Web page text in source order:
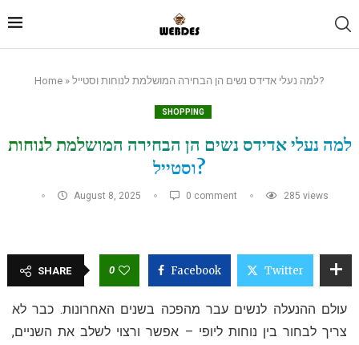
Home » למה נעלי אדידס נשים הן הבחירה המושלמת לנוחות וסטייל?
SHOPPING
למה נעלי אדידס נשים הן הבחירה המושלמת לנוחות
וסטייל?
August 8, 2025 0 comment 285 views
SHARE 0 Facebook Twitter
עולם ההנעלה לנשים עבר מהפכה בשנים האחרונות. כבר לא
צריך לבחור בין נוחות ליופי – אפשר ורצוי לשלב את השניים,